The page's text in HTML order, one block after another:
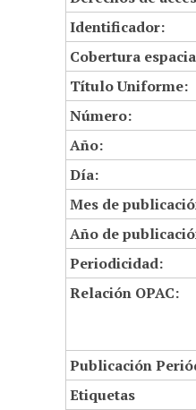
Identificador:
Cobertura
Título Uniforme:
Número:
Año:
Día:
Mes de
Año de
Periodicidad:
Relación OPAC:
Publicación
Etiquetas